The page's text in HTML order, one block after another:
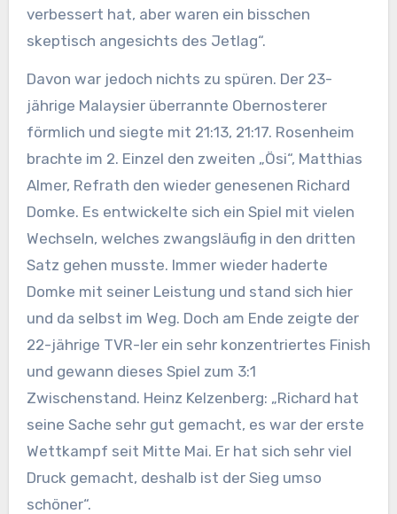
verbessert hat, aber waren ein bisschen
skeptisch angesichts des Jetlag“.
Davon war jedoch nichts zu spüren. Der 23-
jährige Malaysier überrannte Obernosterer
förmlich und siegte mit 21:13, 21:17. Rosenheim
brachte im 2. Einzel den zweiten „Ösi“, Matthias
Almer, Refrath den wieder genesenen Richard
Domke. Es entwickelte sich ein Spiel mit vielen
Wechseln, welches zwangsläufig in den dritten
Satz gehen musste. Immer wieder haderte
Domke mit seiner Leistung und stand sich hier
und da selbst im Weg. Doch am Ende zeigte der
22-jährige TVR-ler ein sehr konzentriertes Finish
und gewann dieses Spiel zum 3:1
Zwischenstand. Heinz Kelzenberg: „Richard hat
seine Sache sehr gut gemacht, es war der erste
Wettkampf seit Mitte Mai. Er hat sich sehr viel
Druck gemacht, deshalb ist der Sieg umso
schöner“.